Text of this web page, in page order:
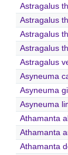
Astragalus
Astragalus
Astragalus
Astragalus
Astragalus
Asyneuma
Asyneuma
Asyneuma
Athamanta
Athamanta
Athamanta